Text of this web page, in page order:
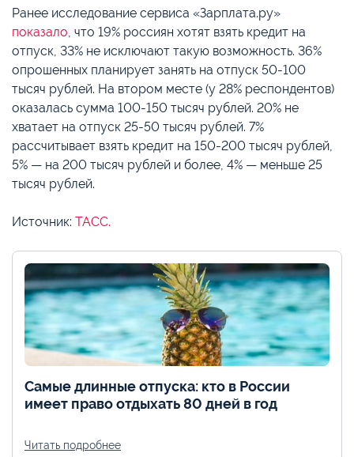
Ранее исследование сервиса «Зарплата.ру»
показало, что 19% россиян хотят взять кредит на
отпуск, 33% не исключают такую возможность. 36%
опрошенных планирует занять на отпуск 50-100
тысяч рублей. На втором месте (у 28% респондентов)
оказалась сумма 100-150 тысяч рублей. 20% не
хватает на отпуск 25-50 тысяч рублей. 7%
рассчитывает взять кредит на 150-200 тысяч рублей,
5% — на 200 тысяч рублей и более, 4% — меньше 25
тысяч рублей.
Источник: ТАСС.
Самые длинные отпуска: кто в России
имеет право отдыхать 80 дней в год
Читать подробнее